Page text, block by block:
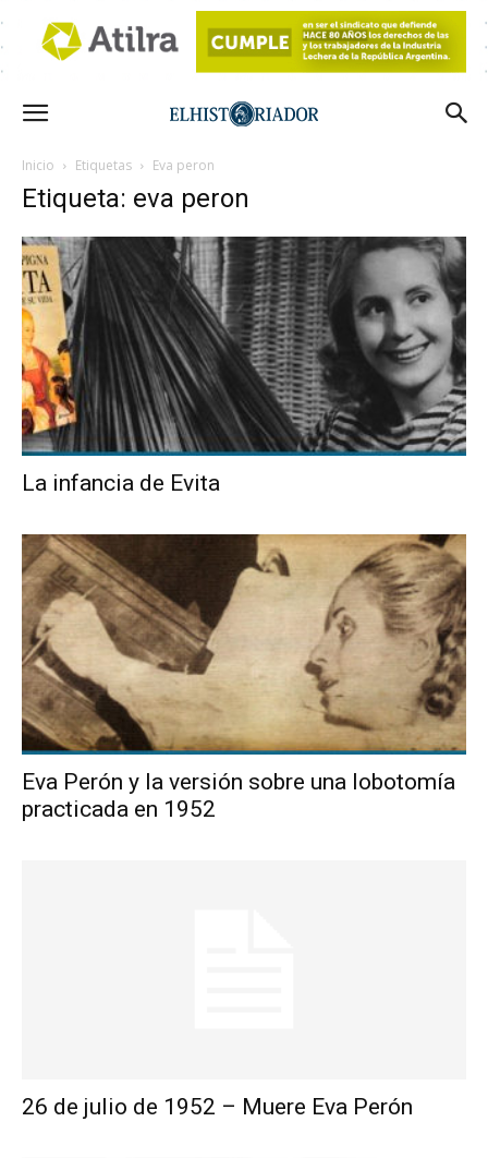
Inicio Etiquetas Eva peron
Etiqueta: eva peron
La infancia de Evita
Eva Perón y la versión sobre una lobotomía
practicada en 1952
26 de julio de 1952 – Muere Eva Perón